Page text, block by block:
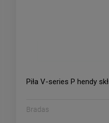
Piła V-series P hendy
Bradas